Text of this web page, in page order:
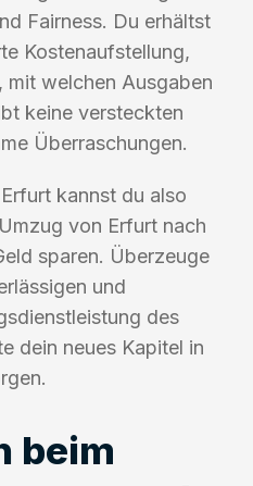
Fairness. Du erhältst
Kostenaufstellung,
welchen Ausgaben
keine versteckten
Überraschungen.
kannst du also
von Erfurt nach
sparen. Überzeuge
und
des
dein neues Kapitel in
beim